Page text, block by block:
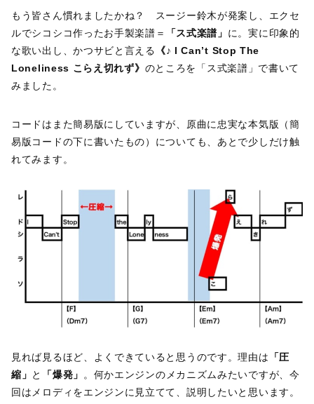
もう皆さん慣れましたかね？ スージー鈴木が発案し、エクセ
ルでシコシコ作ったお手製楽譜＝
「ス式楽譜」 に。実に印象的
な歌い出し、かつサビと言える
《♪ I Can’t Stop The
Loneliness こらえ切れず》 のところを「ス式楽譜」で書いて
みました。
コードはまた簡易版にしていますが、原曲に忠実な本気版（簡
易版コードの下に書いたもの）についても、あとで少しだけ触
れてみます。
見れば見るほど、よくできていると思うのです。理由は 「圧
縮」 と 「爆発」
。何かエンジンのメカニズムみたいですが、今
回はメロディをエンジンに見立てて、説明したいと思います。